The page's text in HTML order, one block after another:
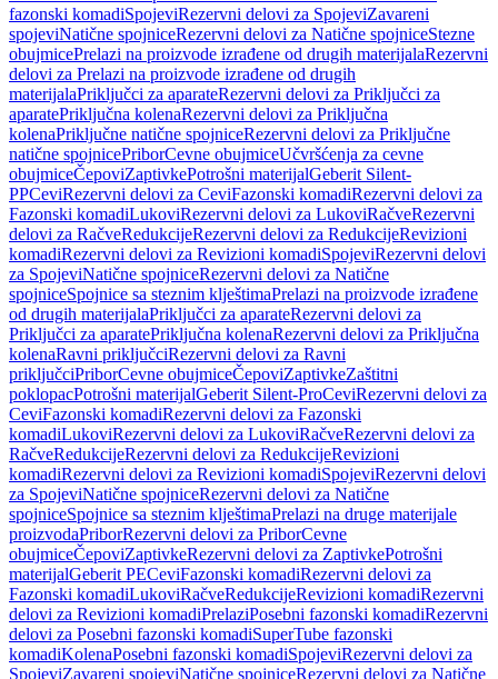
fazonski komadiSpojeviRezervni delovi za SpojeviZavareni
spojeviNatične spojniceRezervni delovi za Natične spojniceStezne
obujmicePrelazi na proizvode izrađene od drugih materijalaRezervni
delovi za Prelazi na proizvode izrađene od drugih
materijalaPriključci za aparateRezervni delovi za Priključci za
aparatePriključna kolenaRezervni delovi za Priključna
kolenaPriključne natične spojniceRezervni delovi za Priključne
natične spojnicePriborCevne obujmiceUčvršćenja za cevne
obujmiceČepoviZaptivkePotrošni materijalGeberit Silent-
PPCeviRezervni delovi za CeviFazonski komadiRezervni delovi za
Fazonski komadiLukoviRezervni delovi za LukoviRačveRezervni
delovi za RačveRedukcijeRezervni delovi za RedukcijeRevizioni
komadiRezervni delovi za Revizioni komadiSpojeviRezervni delovi
za SpojeviNatične spojniceRezervni delovi za Natične
spojniceSpojnice sa steznim klještimaPrelazi na proizvode izrađene
od drugih materijalaPriključci za aparateRezervni delovi za
Priključci za aparatePriključna kolenaRezervni delovi za Priključna
kolenaRavni priključciRezervni delovi za Ravni
priključciPriborCevne obujmiceČepoviZaptivkeZaštitni
poklopacPotrošni materijalGeberit Silent-ProCeviRezervni delovi za
CeviFazonski komadiRezervni delovi za Fazonski
komadiLukoviRezervni delovi za LukoviRačveRezervni delovi za
RačveRedukcijeRezervni delovi za RedukcijeRevizioni
komadiRezervni delovi za Revizioni komadiSpojeviRezervni delovi
za SpojeviNatične spojniceRezervni delovi za Natične
spojniceSpojnice sa steznim klještimaPrelazi na druge materijale
proizvodaPriborRezervni delovi za PriborCevne
obujmiceČepoviZaptivkeRezervni delovi za ZaptivkePotrošni
materijalGeberit PECeviFazonski komadiRezervni delovi za
Fazonski komadiLukoviRačveRedukcijeRevizioni komadiRezervni
delovi za Revizioni komadiPrelaziPosebni fazonski komadiRezervni
delovi za Posebni fazonski komadiSuperTube fazonski
komadiKolenaPosebni fazonski komadiSpojeviRezervni delovi za
SpojeviZavareni spojeviNatične spojniceRezervni delovi za Natične